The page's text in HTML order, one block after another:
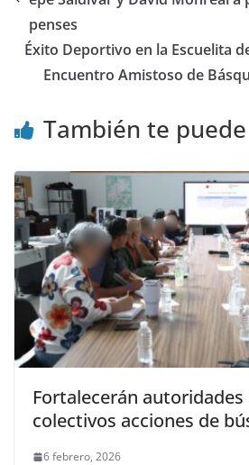
penses
Éxito Deportivo en la Escuelita
Encuentro Amistoso de
También te
Fortalecerán
colectivos acciones de
6 febrero, 2026